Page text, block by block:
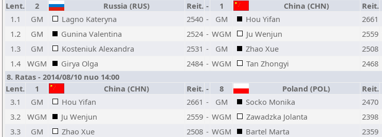
Lent.
2 Russia (RUS) Reit. - 1 China (CHN) Reit.
1.1
GM Lagno Kateryna 2540 - GM Hou Yifan 2661
1.2
GM Gunina Valentina 2524 - WGM Ju Wenjun 2559
1.3
GM Kosteniuk Alexandra 2531 - GM Zhao Xue 2508
1.4
WGM Girya Olga 2484 - WGM Tan Zhongyi 2468
8. Ratas - 2014/08/10 nuo 14:00
Lent.
1 China (CHN) Reit. - 8 Poland (POL) Reit.
3.1
GM Hou Yifan 2661 - GM Socko Monika 2470
3.2
WGM Ju Wenjun 2559 - WGM Zawadzka Jolanta 2398
3.3
GM Zhao Xue 2508 - WGM Bartel Marta 2359